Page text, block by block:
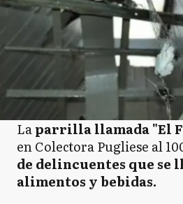
Laparrilla llamada "El
en Colectora Pugliese al
de delincuentes que se
alimentos y bebidas.